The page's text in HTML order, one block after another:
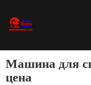
Bидео
Машина для
цена